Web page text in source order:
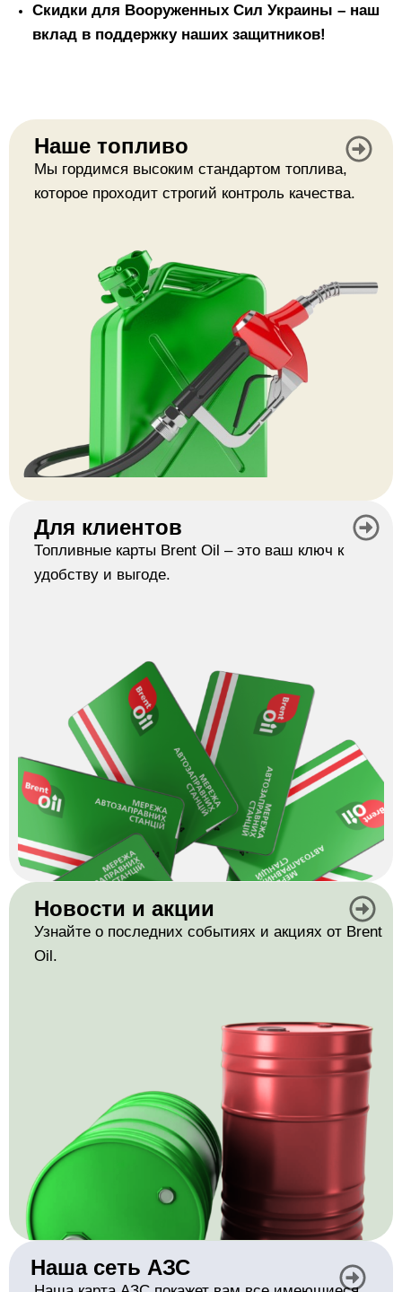
Скидки для Вооруженных Сил Украины – наш
вклад в поддержку наших защитников!
Наше топливо
Мы гордимся высоким стандартом топлива,
которое проходит строгий контроль качества.
Для клиентов
Топливные карты Brent Oil – это ваш ключ к
удобству и выгоде.
Новости и акции
Узнайте о последних событиях и акциях от Brent
Oil.
Наша сеть АЗС